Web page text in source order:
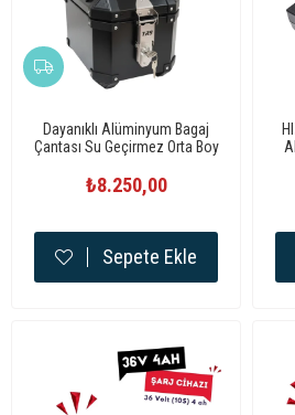
Dayanıklı Alüminyum Bagaj
Çantası Su Geçirmez Orta Boy
₺8.250,00
Sepete Ekle